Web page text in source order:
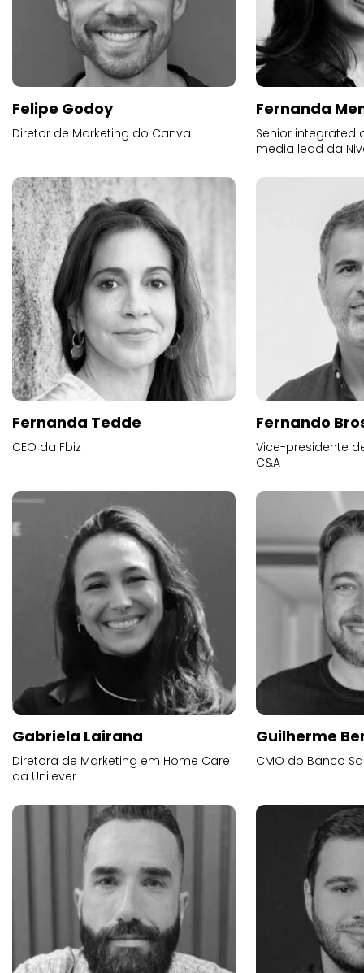
Felipe Godoy
Diretor de Marketing do Canva
Fernanda
Senior integrated
media lead da
Fernanda Tedde
CEO da Fbiz
Fernando
Vice-presidente
C&A
Gabriela Lairana
Diretora de Marketing em Home Care
da Unilever
Guilherme
CMO do Banco